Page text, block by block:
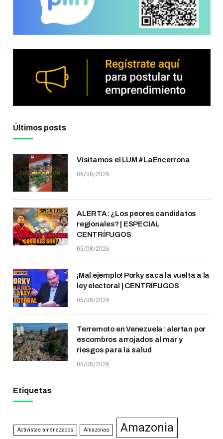
Últimos posts
Visitamos el LUM #LaEncerrona
06/08/2026
ALERTA: ¿Los peores candidatos
regionales? | ESPECIAL
CENTRÍFUGOS
05/08/2026
¡Mal ejemplo! Porky saca la vuelta a la
ley electoral | CENTRÍFUGOS
05/08/2026
Terremoto en Venezuela: alertan por
escombros arrojados al mar y
riesgos para la salud
05/08/2026
Etiquetas
Activistas amenazados Amazonas Amazonia